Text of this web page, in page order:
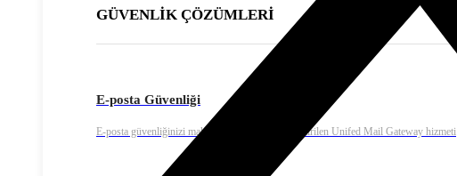
GÜVENLİK ÇÖZÜMLERİ
E-posta Güvenliği
E-posta güvenliğinizi maksimum olması için geliştirilen Unifed Mail Gateway hizmeti